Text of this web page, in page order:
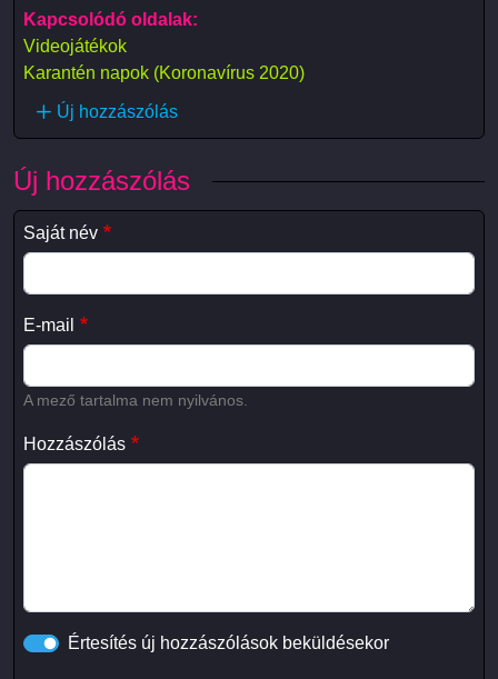
Kapcsolódó oldalak:
Videojátékok
Karantén napok (Koronavírus 2020)
Új hozzászólás
Új hozzászólás
Saját név
E-mail
A mező tartalma nem nyilvános.
Hozzászólás
Értesítés új hozzászólások beküldésekor